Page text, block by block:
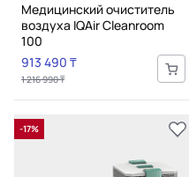
Медицинский очиститель
воздуха IQAir Cleanroom
100
913 490 ₸
1 216 990 ₸
-17%